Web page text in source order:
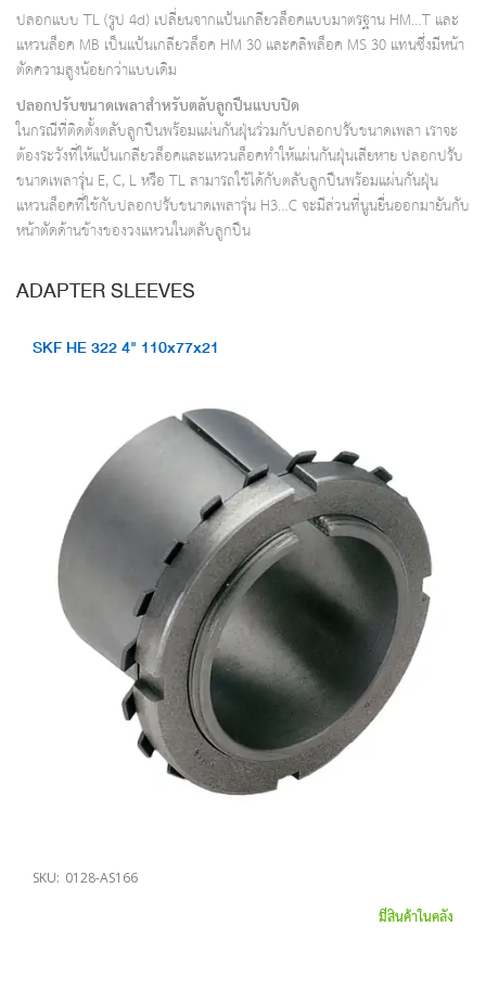
ปลอกแบบ TL (รูป 4d) เปลี่ยนจากแป้นเกลียวล็อคแบบมาตรฐาน HM…T และ
แหวนล็อค MB เป็นแป้นเกลียวล็อค HM 30 และคลิพล็อค MS 30 แทนซึ่งมีหน้า
ตัดความสูงน้อยกว่าแบบเดิม
ปลอกปรับขนาดเพลาสำหรับตลับลูกปืนแบบปิด
ในกรณีที่ติดตั้งตลับลูกปืนพร้อมแผ่นกันฝุ่นร่วมกับปลอกปรับขนาดเพลา เราจะ
ต้องระวังที่ให้แป้นเกลียวล็อคและแหวนล็อคทำให้แผ่นกันฝุ่นเสียหาย ปลอกปรับ
ขนาดเพลารุ่น E, C, L หรือ TL สามารถใช้ได้กับตลับลูกปืนพร้อมแผ่นกันฝุ่น
แหวนล็อคที่ใช้กับปลอกปรับขนาดเพลารุ่น H3…C จะมีส่วนที่นูนยื่นออกมายันกับ
หน้าตัดด้านข้างของวงแหวนในตลับลูกปืน
ADAPTER SLEEVES
SKF HE 322 4" 110x77x21
SKU: 0128-AS166
มีสินค้าในคลัง